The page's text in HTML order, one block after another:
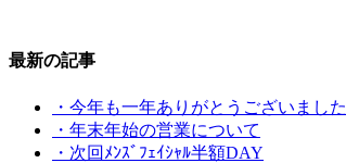
最新の記事
・今年も一年ありがとうございました
・年末年始の営業について
・次回ﾒﾝｽﾞﾌｪｲｼｬﾙ半額DAY